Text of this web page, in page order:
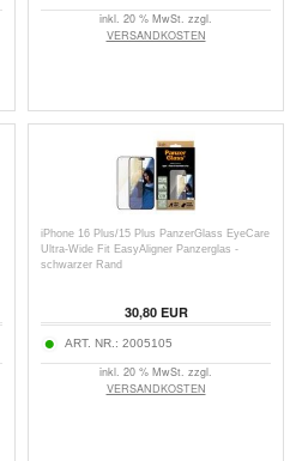
inkl. 20 % MwSt. zzgl.
VERSANDKOSTEN
iPhone 16 Plus/15 Plus PanzerGlass EyeCare
Ultra-Wide Fit EasyAligner Panzerglas -
schwarzer Rand
30,80EUR
ART. NR.: 2005105
inkl. 20 % MwSt. zzgl.
VERSANDKOSTEN